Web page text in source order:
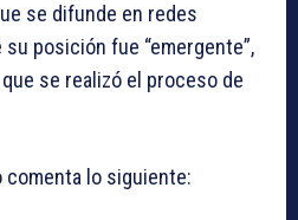
se difunde en redes
posición fue “emergente”,
se realizó el proceso de
lo siguiente: